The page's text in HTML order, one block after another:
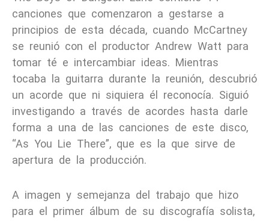
canciones que comenzaron a gestarse a
principios de esta década, cuando McCartney
se reunió con el productor Andrew Watt para
tomar té e intercambiar ideas. Mientras
tocaba la guitarra durante la reunión, descubrió
un acorde que ni siquiera él reconocía. Siguió
investigando a través de acordes hasta darle
forma a una de las canciones de este disco,
“As You Lie There”, que es la que sirve de
apertura de la producción.
A imagen y semejanza del trabajo que hizo
para el primer álbum de su discografía solista,